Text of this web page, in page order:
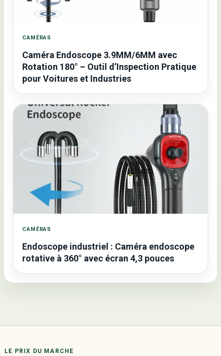
CAMÉRAS
Caméra Endoscope 3.9MM/6MM avec
Rotation 180° – Outil d’Inspection Pratique
pour Voitures et Industries
CAMÉRAS
Endoscope industriel : Caméra endoscope
rotative à 360° avec écran 4,3 pouces
LE PRIX DU MARCHE